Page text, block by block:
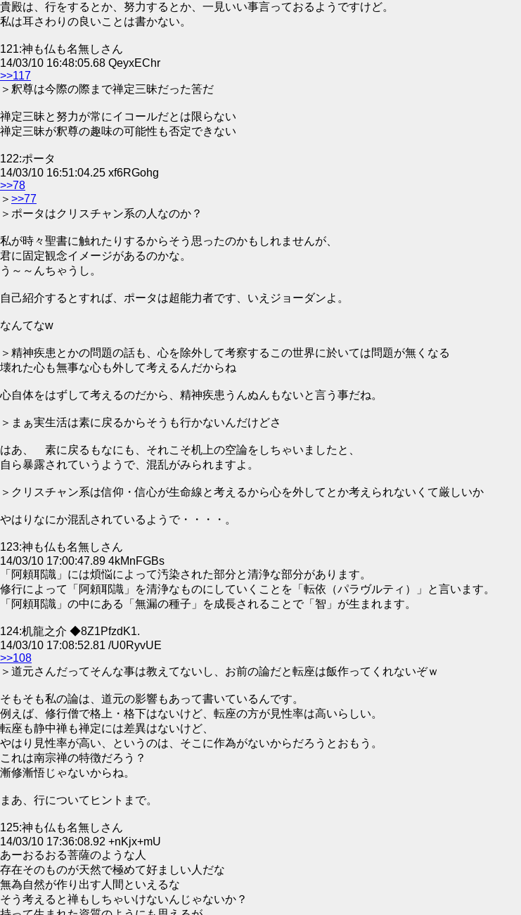
貴殿は、行をするとか、努力するとか、一見いい事言っておるようですけど。
私は耳さわりの良いことは書かない。
121:神も仏も名無しさん
14/03/10 16:48:05.68 QeyxEChr
>>117
＞釈尊は今際の際まで禅定三昧だった筈だ
禅定三昧と努力が常にイコールだとは限らない
禅定三昧が釈尊の趣味の可能性も否定できない
122:ポータ
14/03/10 16:51:04.25 xf6RGohg
>>78
＞ >>77
＞ポータはクリスチャン系の人なのか？
私が時々聖書に触れたりするからそう思ったのかもしれませんが、
君に固定観念イメージがあるのかな。
う～～んちゃうし。
自己紹介するとすれば、ポータは超能力者です、いえジョーダンよ。
なんてなw
＞精神疾患とかの問題の話も、心を除外して考察するこの世界に於いては問題が無くなる
壊れた心も無事な心も外して考えるんだからね
心自体をはずして考えるのだから、精神疾患うんぬんもないと言う事だね。
＞まぁ実生活は素に戻るからそうも行かないんだけどさ
はあ、 素に戻るもなにも、それこそ机上の空論をしちゃいましたと、
自ら暴露されていうようで、混乱がみられますよ。
＞クリスチャン系は信仰・信心が生命線と考えるから心を外してとか考えられないくて厳しいか
やはりなにか混乱されているようで・・・・。
123:神も仏も名無しさん
14/03/10 17:00:47.89 4kMnFGBs
「阿頼耶識」には煩悩によって汚染された部分と清浄な部分があります。
修行によって「阿頼耶識」を清浄なものにしていくことを「転依（パラヴルティ）」と言います。
「阿頼耶識」の中にある「無漏の種子」を成長されることで「智」が生まれます。
124:机龍之介 ◆8Z1PfzdK1.
14/03/10 17:08:52.81 /U0RyvUE
>>108
＞道元さんだってそんな事は教えてないし、お前の論だと転座は飯作ってくれないぞｗ
そもそも私の論は、道元の影響もあって書いているんです。
例えば、修行僧で格上・格下はないけど、転座の方が見性率は高いらしい。
転座も静中禅も禅定には差異はないけど、
やはり見性率が高い、というのは、そこに作為がないからだろうとおもう。
これは南宗禅の特徴だろう？
漸修漸悟じゃないからね。
まあ、行についてヒントまで。
125:神も仏も名無しさん
14/03/10 17:36:08.92 +nKjx+mU
あーおるおる菩薩のような人
存在そのものが天然で極めて好ましい人だな
無為自然が作り出す人間といえるな
そう考えると禅もしちゃいけないんじゃないか？